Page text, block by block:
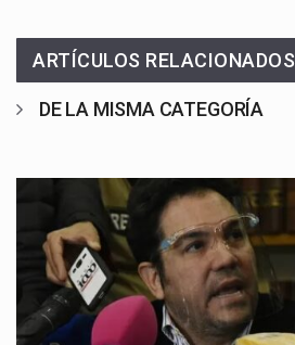
ARTÍCULOS RELACIONADOS
DE LA MISMA CATEGORÍA